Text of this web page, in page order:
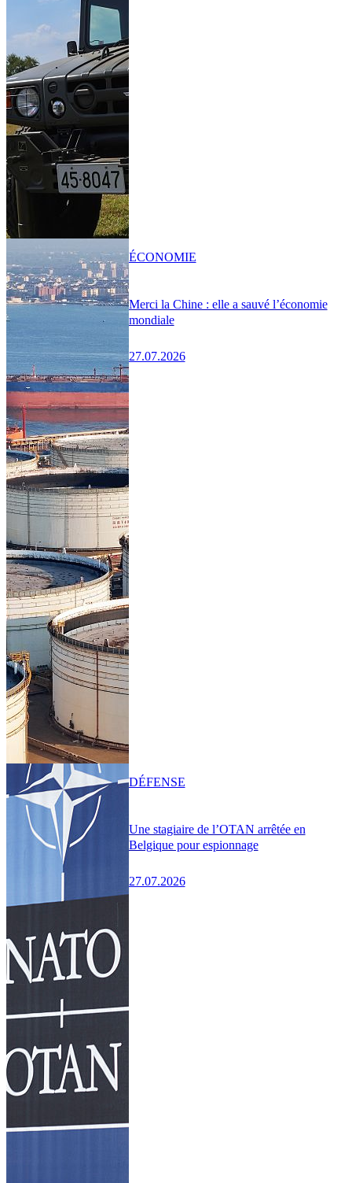
Merci la Chine : elle a sauvé l’économie
mondiale
27.07.2026
ÉCONOMIE
Une stagiaire de l’OTAN arrêtée en
Belgique pour espionnage
27.07.2026
DÉFENSE